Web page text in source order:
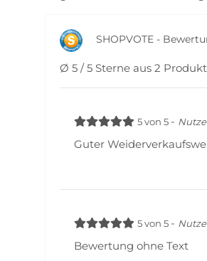
SHOPVOTE -
Ø 5 / 5 Sterne aus 2
5von 5 -
Guter
5von 5 -
Bewertung ohne Text